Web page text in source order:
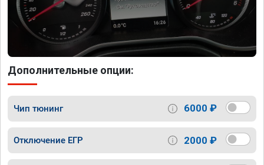
Дополнительные опции:
Чип тюнинг 6000 ₽
Отключение ЕГР 2000 ₽